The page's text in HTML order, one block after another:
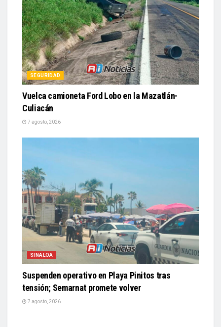
SEGURIDAD
Vuelca camioneta Ford Lobo en la Mazatlán-
Culiacán
7 agosto, 2026
SINALOA
Suspenden operativo en Playa Pinitos tras
tensión; Semarnat promete volver
7 agosto, 2026